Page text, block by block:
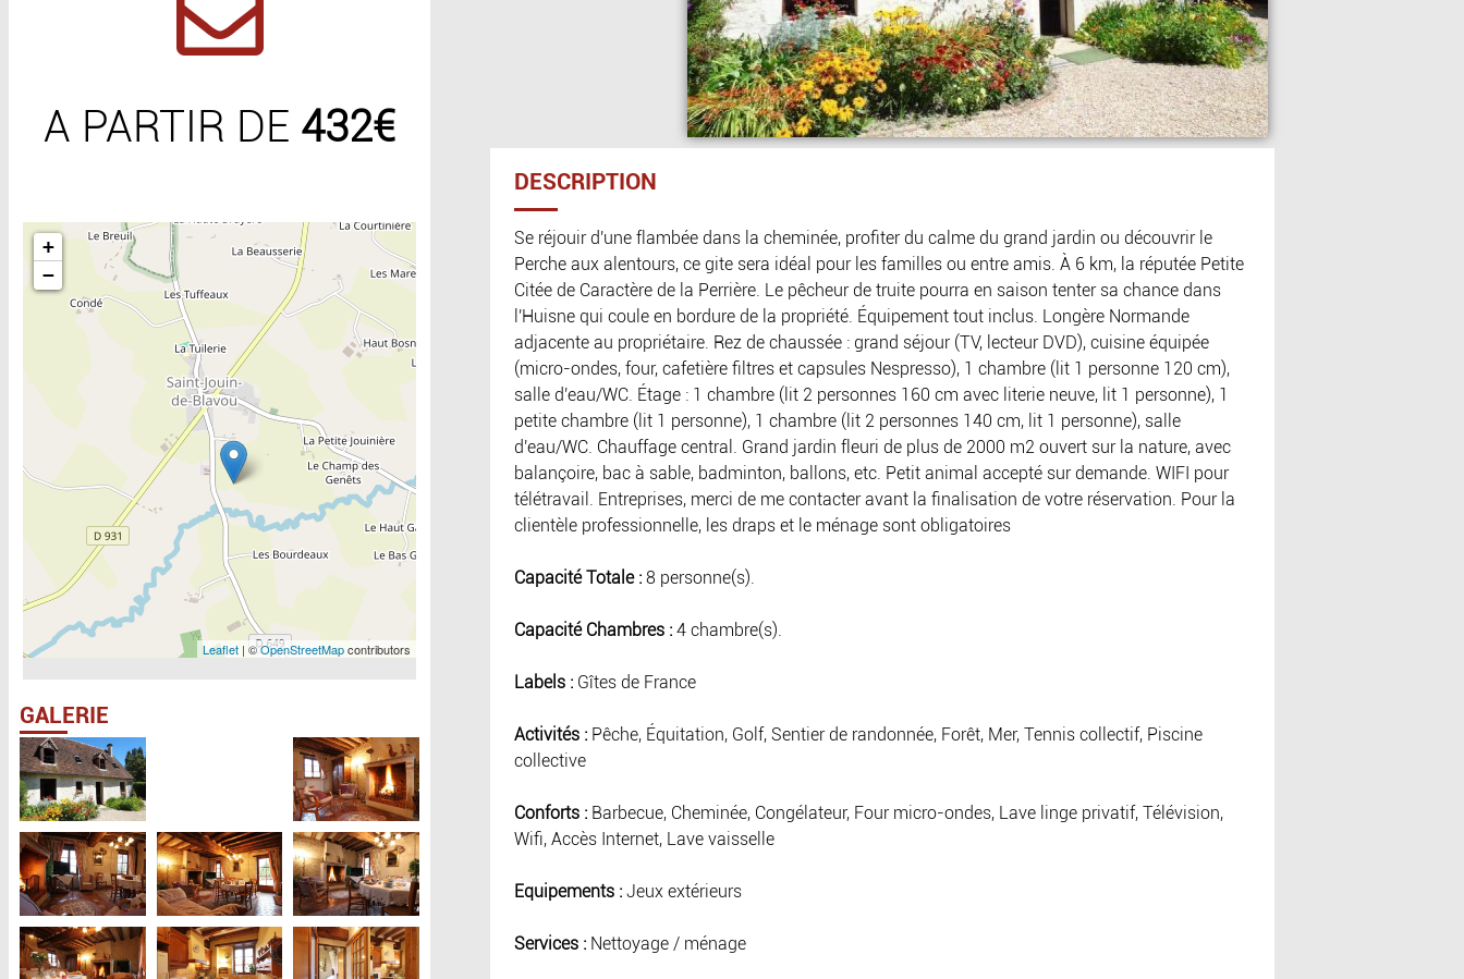
A PARTIR DE 432€
Include la carte
+
−
Leaflet | ©OpenStreetMapcontributors
GALERIE
DESCRIPTION
Se réjouir d'une flambée dans la cheminée, profiter du calme du grand jardin ou découvrir le
Perche aux alentours, ce gite sera idéal pour les familles ou entre amis. À 6 km, la réputée Petite
Citée de Caractère de la Perrière. Le pêcheur de truite pourra en saison tenter sa chance dans
l'Huisne qui coule en bordure de la propriété. Équipement tout inclus. Longère Normande
adjacente au propriétaire. Rez de chaussée : grand séjour (TV, lecteur DVD), cuisine équipée
(micro-ondes, four, cafetière filtres et capsules Nespresso), 1 chambre (lit 1 personne 120 cm),
salle d'eau/WC. Étage : 1 chambre (lit 2 personnes 160 cm avec literie neuve, lit 1 personne), 1
petite chambre (lit 1 personne), 1 chambre (lit 2 personnes 140 cm, lit 1 personne), salle
d'eau/WC. Chauffage central. Grand jardin fleuri de plus de 2000 m2 ouvert sur la nature, avec
balançoire, bac à sable, badminton, ballons, etc. Petit animal accepté sur demande. WIFI pour
télétravail. Entreprises, merci de me contacter avant la finalisation de votre réservation. Pour la
clientèle professionnelle, les draps et le ménage sont obligatoires
Capacité Totale : 8 personne(s).
Capacité Chambres : 4 chambre(s).
Labels : Gîtes de France
Activités : Pêche, Équitation, Golf, Sentier de randonnée, Forêt, Mer, Tennis collectif, Piscine
collective
Conforts : Barbecue, Cheminée, Congélateur, Four micro-ondes, Lave linge privatif, Télévision,
Wifi, Accès Internet, Lave vaisselle
Equipements : Jeux extérieurs
Services : Nettoyage / ménage